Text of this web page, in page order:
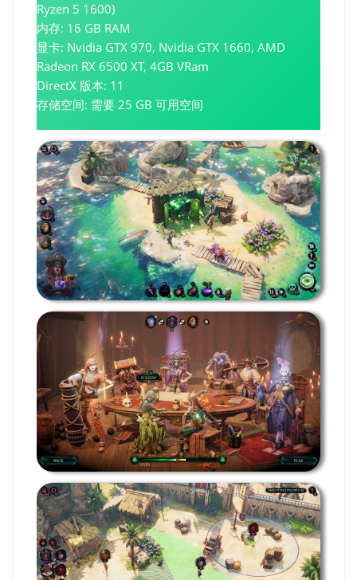
Ryzen 5 1600)
内存: 16 GB RAM
显卡: Nvidia GTX 970, Nvidia GTX 1660, AMD
Radeon RX 6500 XT, 4GB VRam
DirectX 版本: 11
存储空间: 需要 25 GB 可用空间